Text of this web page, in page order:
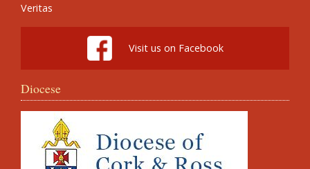
Veritas
Visit us on Facebook
Diocese